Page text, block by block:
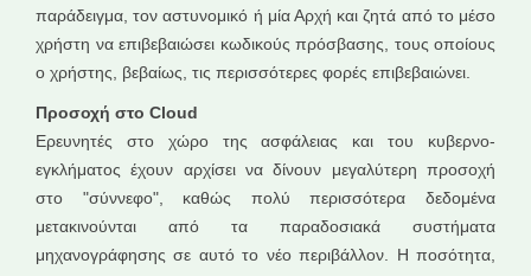
παράδειγμα, τον αστυνομικό ή μία Αρχή και ζητά από το μέσο
χρήστη να επιβεβαιώσει κωδικούς πρόσβασης, τους οποίους
ο χρήστης, βεβαίως, τις περισσότερες φορές επιβεβαιώνει.
Προσοχή στο Cloud
Ερευνητές στο χώρο της ασφάλειας και του κυβερνο-
εγκλήματος έχουν αρχίσει να δίνουν μεγαλύτερη προσοχή
στο "σύννεφο", καθώς πολύ περισσότερα δεδομένα
μετακινούνται από τα παραδοσιακά συστήματα
μηχανογράφησης σε αυτό το νέο περιβάλλον. Η ποσότητα,